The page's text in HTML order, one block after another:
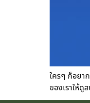
ใครๆ ก็อยา
ของเราให้ดู